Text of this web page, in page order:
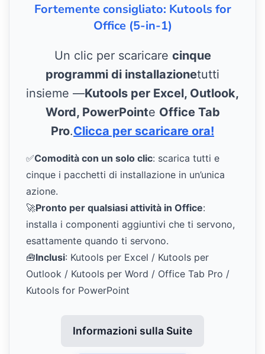
Fortemente consigliato: Kutools for
Office (5-in-1)
Un clic per scaricare cinque
programmi di installazionetutti
insieme —Kutools per Excel, Outlook,
Word, PowerPointe Office Tab
Pro.Clicca per scaricare ora!
✅Comodità con un solo clic: scarica tutti e
cinque i pacchetti di installazione in un’unica
azione.
🚀Pronto per qualsiasi attività in Office:
installa i componenti aggiuntivi che ti servono,
esattamente quando ti servono.
🧰Inclusi: Kutools per Excel / Kutools per
Outlook / Kutools per Word / Office Tab Pro /
Kutools for PowerPoint
Informazioni sulla Suite